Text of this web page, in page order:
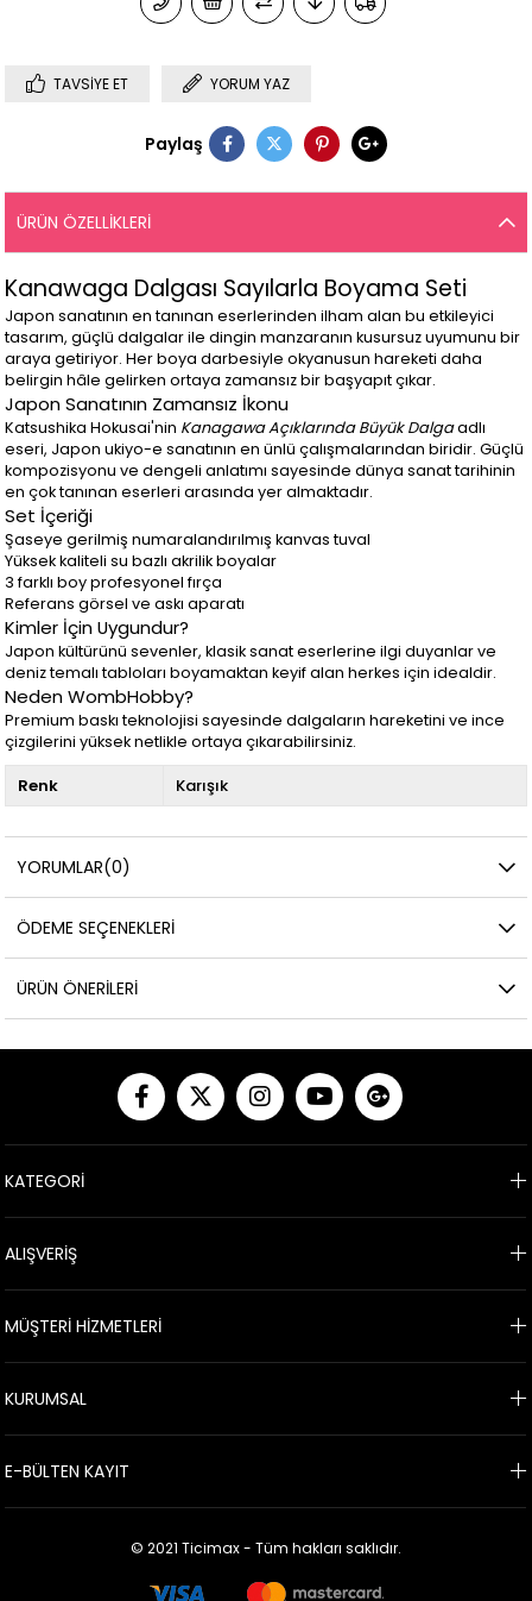
TAVSIYE ET YORUM YAZ
Paylaş
ÜRÜN ÖZELLIKLERI
Kanawaga Dalgası Sayılarla Boyama Seti
Japon sanatının en tanınan eserlerinden ilham alan bu etkileyici
tasarım, güçlü dalgalar ile dingin manzaranın kusursuz uyumunu bir
araya getiriyor. Her boya darbesiyle okyanusun hareketi daha
belirgin hâle gelirken ortaya zamansız bir başyapıt çıkar.
Japon Sanatının Zamansız İkonu
Katsushika Hokusai'nin Kanagawa Açıklarında Büyük Dalgaadlı
eseri, Japon ukiyo-e sanatının en ünlü çalışmalarından biridir. Güçlü
kompozisyonu ve dengeli anlatımı sayesinde dünya sanat tarihinin
en çok tanınan eserleri arasında yer almaktadır.
Set İçeriği
Şaseye gerilmiş numaralandırılmış kanvas tuval
Yüksek kaliteli su bazlı akrilik boyalar
3 farklı boy profesyonel fırça
Referans görsel ve askı aparatı
Kimler İçin Uygundur?
Japon kültürünü sevenler, klasik sanat eserlerine ilgi duyanlar ve
deniz temalı tabloları boyamaktan keyif alan herkes için idealdir.
Neden WombHobby?
Premium baskı teknolojisi sayesinde dalgaların hareketini ve ince
çizgilerini yüksek netlikle ortaya çıkarabilirsiniz.
Renk Karışık
YORUMLAR(0)
ÖDEME SEÇENEKLERI
ÜRÜN ÖNERILERI
KATEGORİ
ALIŞVERİŞ
MÜŞTERİ HİZMETLERİ
KURUMSAL
E-BÜLTEN KAYIT
© 2021 Ticimax - Tüm hakları saklıdır.